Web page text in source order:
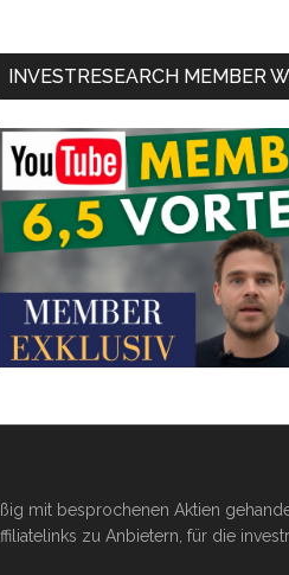
INVESTRESEARCH MEMBER
mit besprochenen Aktien
zu Anbietern, für die